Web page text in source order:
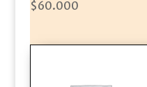
$60.000